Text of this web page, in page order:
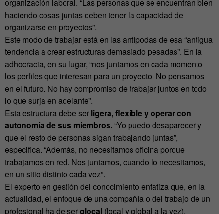
organización laboral. “Las personas que se encuentran bien
haciendo cosas juntas deben tener la capacidad de
organizarse en proyectos”.
Este modo de trabajar está en las antípodas de esa “antigua
tendencia a crear estructuras demasiado pesadas”. En la
adhocracia, en su lugar, “nos juntamos en cada momento
los perfiles que interesan para un proyecto. No pensamos
en el futuro. No hay compromiso de trabajar juntos en todo
lo que surja en adelante”.
Esta estructura debe ser ligera, flexible y operar con
autonomía de sus miembros.“Yo puedo desaparecer y
que el resto de personas sigan trabajando juntas”,
especifica. “Además, no necesitamos oficina porque
trabajamos en red. Nos juntamos, cuando lo necesitamos,
en un sitio distinto cada vez”.
El experto en gestión del conocimiento enfatiza que, en la
actualidad, el enfoque de una compañía o del trabajo de un
profesional ha de serglocal (local y global a la vez).